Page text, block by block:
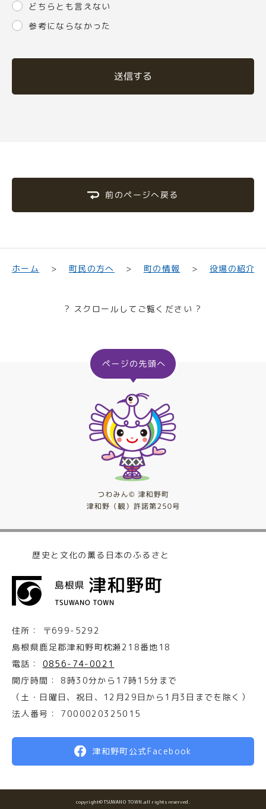
どちらとも言えない
参考にならなかった
送信する
前のページへ戻る
ホーム 町民の方へ 町の情報 役場の紹介
? スクロールしてご覧ください ?
歴史と文化の薫る日本のふるさと
住所：
〒699-5292
島根県鹿足郡津和野町枕瀬218番地18
電話：
0856-74-0021
開庁時間：
8時30分から17時15分まで
（土・日曜日、祝日、12月29日から1月3日までを除く）
法人番号：
7000020325015
津和野町公式Facebook
copyright©TSUWANO TOWN.all rights reserved.